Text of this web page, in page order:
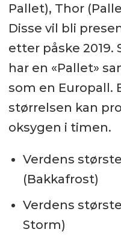
Pallet), Thor
Disse vil bli
etter påske 2019.
har en «Pallet»
som en Europall.
størrelsen kan
oksygen i timen.
Verdens
(Bakkafrost)
Verdens
Storm)